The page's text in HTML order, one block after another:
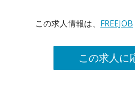
この求人情報は、 FREEJOB
この求人に